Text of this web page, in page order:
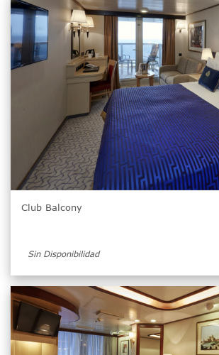
Club Balcony
Sin Disponibilidad